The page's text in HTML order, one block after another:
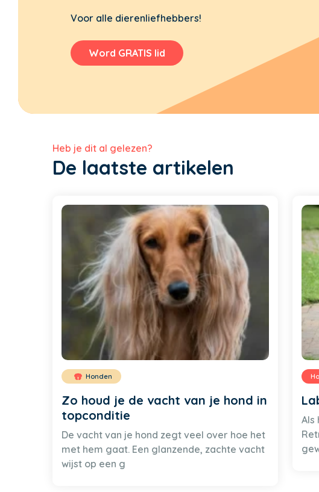
Voor alle dierenliefhebbers!
Word GRATIS lid
Heb je dit al gelezen?
De laatste artikelen
Honden
Zo houd je de vacht van je hond in
topconditie
De vacht van je hond zegt veel over hoe het
met hem gaat. Een glanzende, zachte vacht
wijst op een g
Als